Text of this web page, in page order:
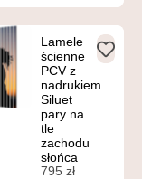
Lamele
ścienne
PCV z
nadrukiem
Siluet
pary na
tle
zachodu
słońca
795 zł